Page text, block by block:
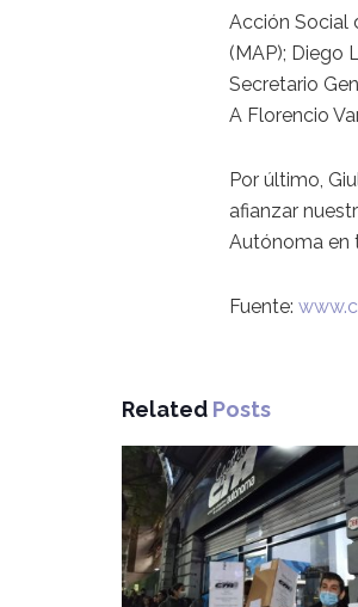
Acción Social
(MAP); Diego
Secretario
A Florencio
Por último,
afianzar
Autónoma en
Fuente:
Related Posts